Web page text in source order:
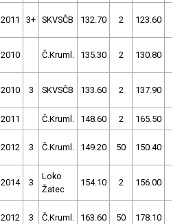
2011 3+ SKVSČB 132.70 2 123.60
2010 Č.Kruml. 135.30 2 130.80
2010 3 SKVSČB 133.60 2 137.90
2011 Č.Kruml. 148.60 2 165.50
2012 3 Č.Kruml. 149.20 50 150.40
2014 3
Loko
Žatec
154.10 2 156.00
2012 3 Č.Kruml. 163.60 50 178.10